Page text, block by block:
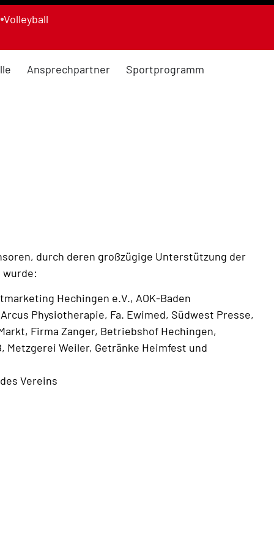
Volleyball
Ansprechpartner
Sportprogramm
durch deren großzügige Unterstützung der
wurde:
Hechingen e.V., AOK-Baden
Physiotherapie, Fa. Ewimed, Südwest Presse,
Firma Zanger, Betriebshof Hechingen,
Metzgerei Weiler, Getränke Heimfest und
Vereins